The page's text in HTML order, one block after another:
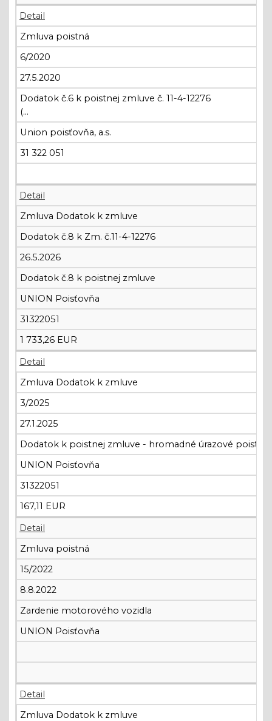
Detail
Zmluva poistná
6/2020
27.5.2020
Dodatok č.6 k poistnej zmluve č. 11-4-12276
(...
Union poisťovňa, a.s.
31 322 051
Detail
Zmluva Dodatok k zmluve
Dodatok č.8 k Zm. č.11-4-12276
26.5.2026
Dodatok č.8 k poistnej zmluve
UNION Poisťovňa
31322051
1 733,26 EUR
Detail
Zmluva Dodatok k zmluve
3/2025
27.1.2025
Dodatok k poistnej zmluve - hromadné úrazové
UNION Poisťovňa
31322051
167,11 EUR
Detail
Zmluva poistná
15/2022
8.8.2022
Zardenie motorového vozidla
UNION Poisťovňa
Detail
Zmluva Dodatok k zmluve